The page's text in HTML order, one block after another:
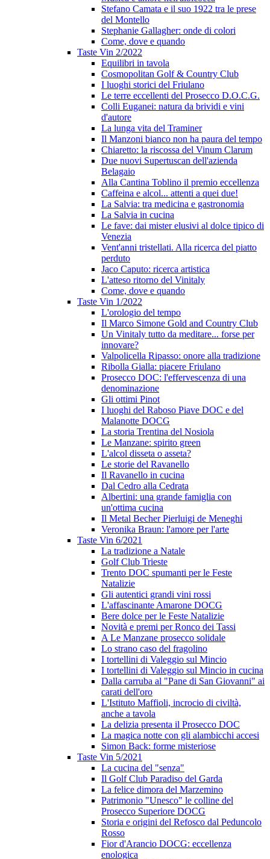
Stefano Camata e il suo 1922 tra le prese
del Montello
Stephanie Gallagher: onde di colori
Come, dove e quando
Taste Vin 2/2022
Equilibri in tavola
Cosmopolitan Golf & Country Club
I luoghi storici del Friulano
Le terre eccellenti del Prosecco D.O.C.G.
Colli Euganei: natura da brividi e vini
d'autore
La lunga vita del Traminer
Il Manzoni bianco non ha paura del tempo
Chiaretto: la riscossa del Vinum Clarum
Due nuovi Supertuscan dell'azienda
Belagaio
Alla Cantina Toblino il premio eccellenza
Caffeina e alcol... attenti a quei due!
La Salvia: tra medicina e gastronomia
La Salvia in cucina
Le fave: dai mister elusivi al dolce tipico di
Venezia
Vent'anni tristellati. Alla ricerca del piatto
perduto
Jaco Caputo: ricerca artistica
L'atteso ritorno del Vinitaly
Come, dove e quando
Taste Vin 1/2022
L'orologio del tempo
Il Marco Simone Gold and Country Club
Un Vinitaly tutto da meditare... forse per
innovare?
Valpolicella Ripasso: onore alla tradizione
Ribolla Gialla: piacere Friulano
Prosecco DOC: l'effervescenza di una
denominazione
Gli ottimi Pinot
I luoghi del Raboso Piave DOC e del
Malanotte DOCG
La storia Trentina del Nosiola
Le Manzane: spirito green
L'alcol disseta o asseta?
Le storie del Ravanello
Il Ravanello in cucina
Dal Cedro alla Cedrata
Albertini: una grande famiglia con
un'ottima cucina
Il Metal Becher Pierluigi de Meneghi
Veronika Braun: l'amore per l'arte
Taste Vin 6/2021
La tradizione a Natale
Golf Club Trieste
Trento DOC spumanti per le Feste
Natalizie
Gli autentici grandi vini rossi
L'affascinante Amarone DOCG
Bere dolce per le Feste Natalizie
Novità e premi per Ronco dei Tassi
A Le Manzane prosecco solidale
Lo strano caso del fragolino
I tortellini di Valeggio sul Mincio
I tortellini di Valeggio sul Mincio in cucina
Dalla carruba al "Pane di San Giovanni" ai
carati dell'oro
L'Istituto Maffioli, incrocio di civiltà,
anche a tavola
La delizia presenta il Prosecco DOC
La magica notte con gli alambicchi accesi
Simon Back: forme misteriose
Taste Vin 5/2021
La cucina del "senza"
Il Golf Club Paradiso del Garda
La felice dimora del Marzemino
Patrimonio "Unesco" le colline del
Prosecco Superiore DOCG
Storia e origini del Refosco dal Peduncolo
Rosso
Fior d'Arancio DOCG: eccellenza
enologica